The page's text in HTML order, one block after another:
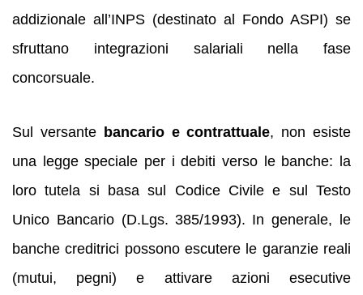
addizionale all’INPS (destinato al Fondo ASPI) se
sfruttano integrazioni salariali nella fase
concorsuale.
Sul versante bancario e contrattuale, non esiste
una legge speciale per i debiti verso le banche: la
loro tutela si basa sul Codice Civile e sul Testo
Unico Bancario (D.Lgs. 385/1993). In generale, le
banche creditrici possono escutere le garanzie reali
(mutui, pegni) e attivare azioni esecutive